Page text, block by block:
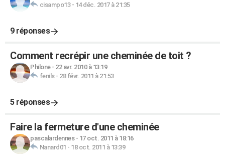
cisampo13- 14 déc. 2017 à 21:35
9 réponses
Comment recrépir une cheminée de toit ?
Philone- 22 avr. 2010 à 13:19
fenils- 28 févr. 2011 à 21:53
5 réponses
Faire la fermeture d'une cheminée
pascalardennes- 17 oct. 2011 à 18:16
Nanard01 - 18 oct. 2011 à 13:39